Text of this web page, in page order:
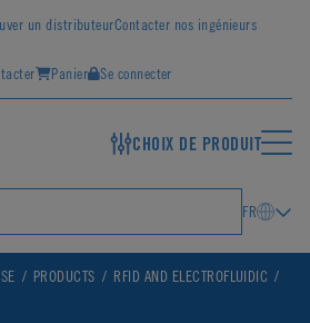
un distributeurContacter nos ingénieurs
Panier Se connecter
CHOIX DE PRODUIT
FR
PRODUCTS
RFID AND ELECTROFLUIDIC